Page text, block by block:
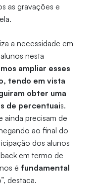
as gravações e
a necessidade em
nesta
ampliar esses
tendo em vista
obter uma
de percentuais.
ainda precisam de
ao final do
dos alunos
em termo de
é fundamental
destaca.